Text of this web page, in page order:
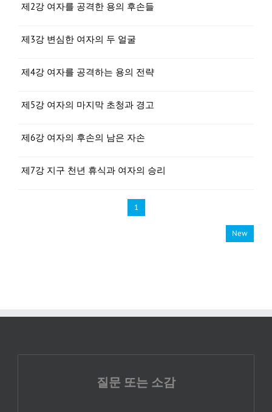
제2강 여자를 공격한 용의 후손들
제3강 변심한 여자의 두 얼굴
제4강 여자를 공격하는 용의 전략
제5강 여자의 마지막 초청과 경고
제6강 여자의 후손의 남은 자손
제7강 지구 천년 휴식과 여자의 승리
1
New
질문 또는 소감